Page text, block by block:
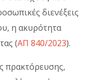
διενέξεις
η ακυρότητα
(ΑΠ 840/2023).
πρακτόρευσης,